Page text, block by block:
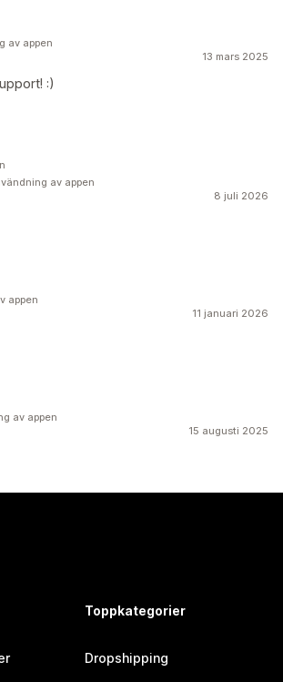
13 mars 2025
:)
av appen
8 juli 2026
av appen
11 januari 2026
appen
15 augusti 2025
av appen
Toppkategorier
Dropshipping